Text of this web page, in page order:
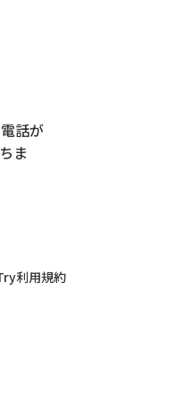
話が
ま
利用規約